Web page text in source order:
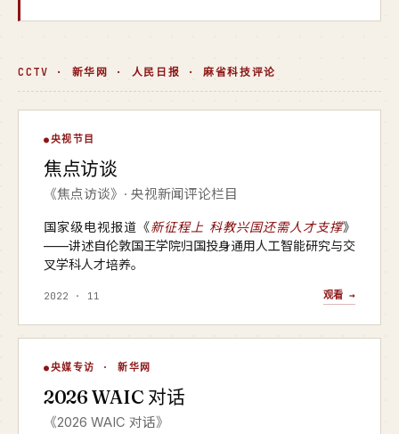
CCTV · 新华网 · 人民日报 · 麻省科技评论
焦点访谈
央视 · 焦点访谈
央视节目
焦点访谈
《焦点访谈》· 央视新闻评论栏目
国家级电视报道《新征程上 科教兴国还需人才支撑》
——讲述自伦敦国王学院归国投身通用人工智能研究与交
叉学科人才培养。
2022 · 11 观看 →
WAIC 对话
新华网 · 2026
▶
央媒专访 · 新华网
2026 WAIC 对话
《2026 WAIC 对话》